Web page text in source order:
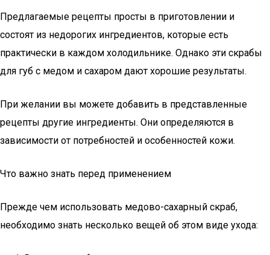
Предлагаемые рецепты просты в приготовлении и
состоят из недорогих ингредиентов, которые есть
практически в каждом холодильнике. Однако эти скрабы
для губ с медом и сахаром дают хорошие результаты.
При желании вы можете добавить в представленные
рецепты другие ингредиенты. Они определяются в
зависимости от потребностей и особенностей кожи.
Что важно знать перед применением
Прежде чем использовать медово-сахарный скраб,
необходимо знать несколько вещей об этом виде ухода: